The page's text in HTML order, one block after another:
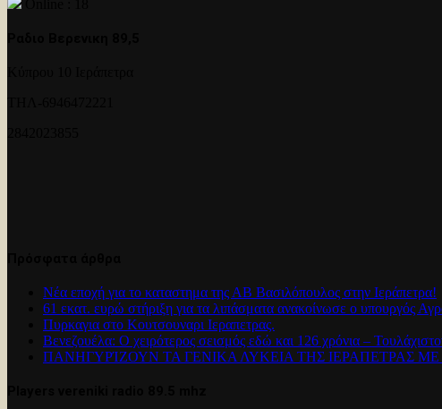
Νέα εποχή για το καταστημα της ΑΒ Βασιλόπουλος στην Ιεράπετρα!
61 εκατ. ευρώ στήριξη για τα λιπάσματα ανακοίνωσε ο υπουργός
Πυρκαγια στο Κουτσουναρι Ιεραπετρας.
Βενεζουέλα: Ο χειρότερος σεισμός εδώ και 126 χρόνια –
ΠΑΝΗΓΥΡΊΖΟΥΝ ΤΑ ΓΕΝΙΚΑ ΛΥΚΕΙΑ ΤΗΣ ΙΕΡΑΠΕΤΡΑΣ